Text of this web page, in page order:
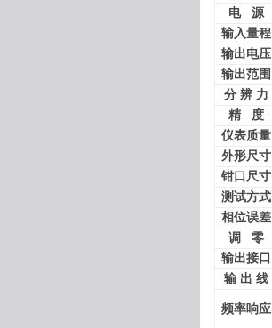
电
源
输入量程
输出电压
输出范围
分 辨 力
精
度
仪表质量
外形尺寸
钳口尺寸
测试方式
相位误差
调
零
输出接口
输 出 线
频率响应